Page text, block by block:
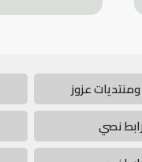
عزوز
رابط نصي